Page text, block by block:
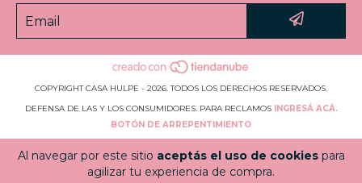
Al navegar por este sitio aceptás el uso de cookiespara
agilizar tu experiencia de compra.
COPYRIGHT CASA HULPE - 2026. TODOS LOS DERECHOS RESERVADOS.
DEFENSA DE LAS Y LOS CONSUMIDORES. PARA RECLAMOS INGRESÁ ACÁ.
BOTÓN DE ARREPENTIMIENTO